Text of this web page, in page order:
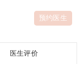
预约医生
医生评价